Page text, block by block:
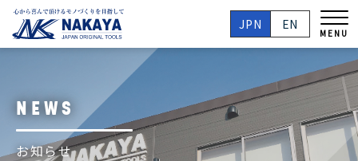
JPN EN
MENU
NEWS
お知らせ